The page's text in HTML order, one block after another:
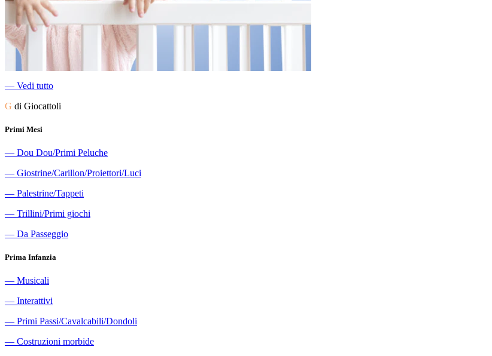
― Vedi tutto
G di Giocattoli
Primi Mesi
― Dou Dou/Primi Peluche
― Giostrine/Carillon/Proiettori/Luci
― Palestrine/Tappeti
― Trillini/Primi giochi
― Da Passeggio
Prima Infanzia
― Musicali
― Interattivi
― Primi Passi/Cavalcabili/Dondoli
― Costruzioni morbide